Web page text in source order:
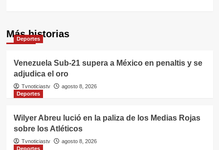
Más historias
Deportes
Venezuela Sub-21 supera a México en penaltis y se
adjudica el oro
Tvnoticiastv
agosto 8, 2026
Deportes
Wilyer Abreu lució en la paliza de los Medias Rojas
sobre los Atléticos
Tvnoticiastv
agosto 8, 2026
Deportes